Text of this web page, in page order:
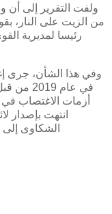
ولفت التقرير إلى أن
من الزيت على النار،
رئيسا لمديرية
في عام
انتهت بإصدار
الشكاوى